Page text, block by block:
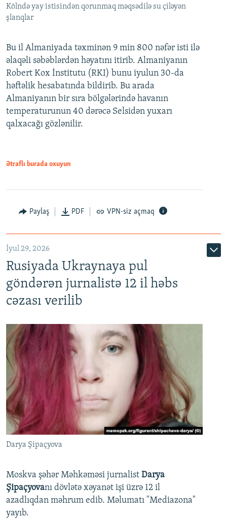
Kölndə yay istisindən qorunmaq məqsədilə su çiləyən
şlanqlar
Bu il Almaniyada təxminən 9 min 800 nəfər isti ilə
əlaqəli səbəblərdən həyatını itirib. Almaniyanın
Robert Kox İnstitutu (RKI) bunu iyulun 30-da
həftəlik hesabatında bildirib. Bu arada
Almaniyanın bir sıra bölgələrində havanın
temperaturunun 40 dərəcə Selsidən yuxarı
qalxacağı gözlənilir.
Ətraflı burada oxuyun
Paylaş PDF VPN-siz açmaq
İyul 29, 2026
Rusiyada Ukraynaya pul
göndərən jurnalistə 12 il həbs
cəzası verilib
Darya Şipaçyova
Moskva şəhər Məhkəməsi jurnalist Darya
Şipaçyovanı dövlətə xəyanət işi üzrə 12 il
azadlıqdan məhrum edib. Məlumatı "Mediazona"
yayıb.